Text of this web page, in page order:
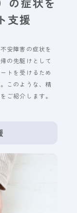
支援
安障害の症状を
の先駆けとして
トを受けるため
このような、精
ご紹介します。